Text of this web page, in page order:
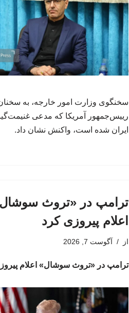
سخنگوی وزارت امور خارجه، به
رییس‌جمهور آمریکا که مدعی
ایران شده است، واکنش نشان داد.
ترامپ در «تروث
اعلام پیروزی کرد
از آگوست 7, 2026
ترامپ در «تروث سوشال» اعلام